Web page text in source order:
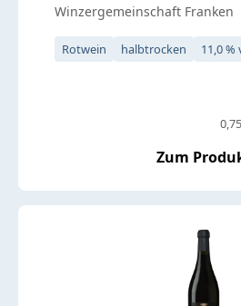
Winzergemeinschaft Franken
Rotwein halbtrocken 11,0 %
Zum